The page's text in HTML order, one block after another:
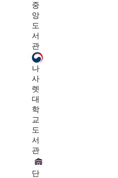
중
앙
도
서
관
나
사
렛
대
학
교
도
서
관
단